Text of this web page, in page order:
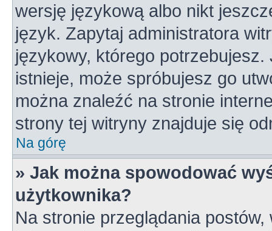
wersję językową albo nikt
język. Zapytaj administratora
językowy, którego
istnieje, może spróbujesz go
można znaleźć na stronie
strony tej witryny znajduje się
Na górę
» Jak można spowodować
użytkownika?
Na stronie przeglądania